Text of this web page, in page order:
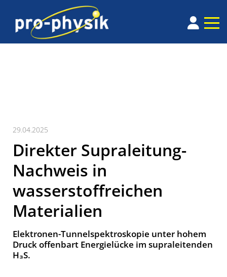
29.04.2025
Direkter Supraleitung-
Nachweis in
wasserstoffreichen
Materialien
Elektronen-Tunnelspektroskopie unter hohem
Druck offenbart Energielücke im supraleitenden
H₃S.